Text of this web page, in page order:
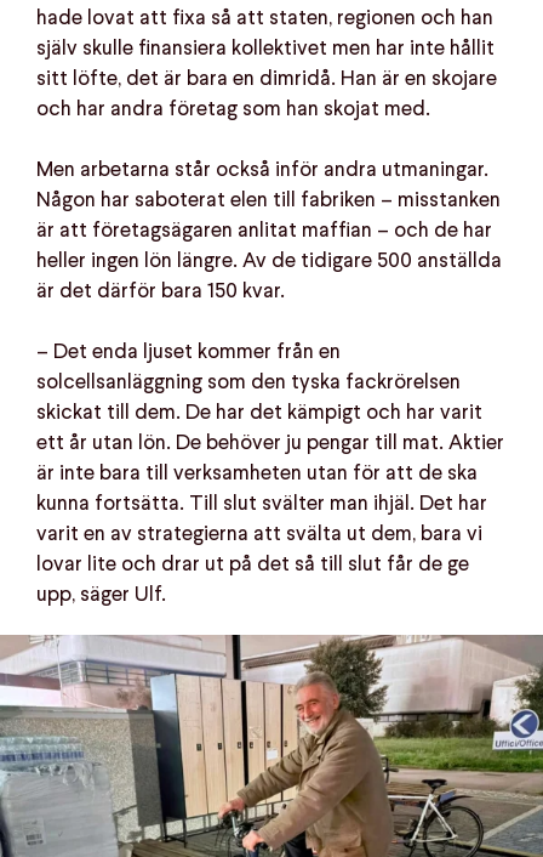
hade lovat att fixa så att staten, regionen och han
själv skulle finansiera kollektivet men har inte hållit
sitt löfte, det är bara en dimridå. Han är en skojare
och har andra företag som han skojat med.
Men arbetarna står också inför andra utmaningar.
Någon har saboterat elen till fabriken – misstanken
är att företagsägaren anlitat maffian – och de har
heller ingen lön längre. Av de tidigare 500 anställda
är det därför bara 150 kvar.
– Det enda ljuset kommer från en
solcellsanläggning som den tyska fackrörelsen
skickat till dem. De har det kämpigt och har varit
ett år utan lön. De behöver ju pengar till mat. Aktier
är inte bara till verksamheten utan för att de ska
kunna fortsätta. Till slut svälter man ihjäl. Det har
varit en av strategierna att svälta ut dem, bara vi
lovar lite och drar ut på det så till slut får de ge
upp, säger Ulf.